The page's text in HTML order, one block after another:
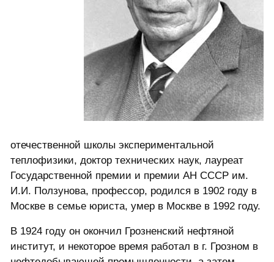
отечественной школы экспериментальной
теплофизики, доктор технических наук, лауреат
Государственной премии и премии АН СССР им.
И.И. Ползунова, профессор, родился в 1902 году в
Москве в семье юриста, умер в Москве в 1992 году.
В 1924 году он окончил Грозненский нефтяной
институт, и некоторое время работал в г. Грозном в